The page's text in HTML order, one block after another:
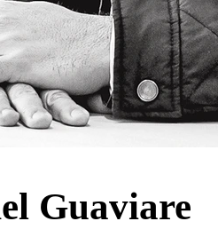
Guaviare